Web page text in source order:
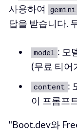
사용하여
답을 받습니다.
model : 모
(무료 티어
content :
이 프롬프
"Boot.dev와